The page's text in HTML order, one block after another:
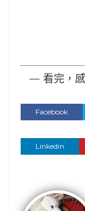
— 看完，
Facebook
Linkedin